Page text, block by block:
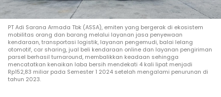
PT Adi Sarana Armada Tbk (ASSA), emiten yang bergerak di ekosistem
mobilitas orang dan barang melalui layanan jasa penyewaan
kendaraan, transportasi logistik, layanan pengemudi, balai lelang
otomotif, car sharing, jual beli kendaraan online dan layanan pengiriman
parsel berhasil turnaround, membalikkan keadaan sehingga
mencatatkan kenaikan laba bersih mendekati 4 kali lipat menjadi
Rp152,83 miliar pada Semester 1 2024 setelah mengalami penurunan di
tahun 2023.